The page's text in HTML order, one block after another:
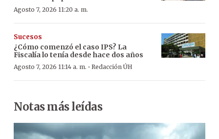
Agosto 7, 2026 11:20 a. m.
Sucesos
¿Cómo comenzó el caso IPS? La
Fiscalía lo tenía desde hace dos años
Agosto 7, 2026 11:14 a. m. · Redacción ÚH
Notas más leídas